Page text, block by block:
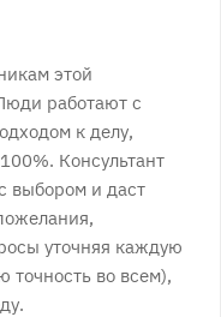
этой
работают с
к делу,
Консультант
выбором и даст
уточняя каждую
точность во всем),